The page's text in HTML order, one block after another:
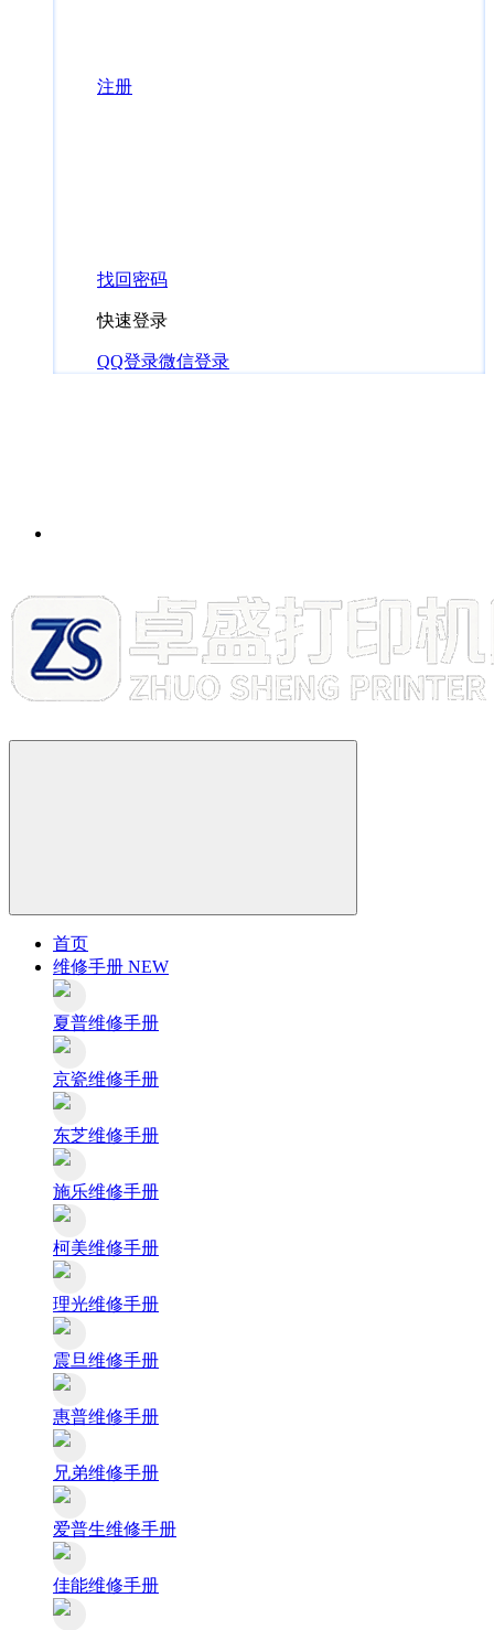
注册
找回密码
快速登录
QQ登录微信登录
首页
维修手册 NEW
夏普维修手册
京瓷维修手册
东芝维修手册
施乐维修手册
柯美维修手册
理光维修手册
震旦维修手册
惠普维修手册
兄弟维修手册
爱普生维修手册
佳能维修手册